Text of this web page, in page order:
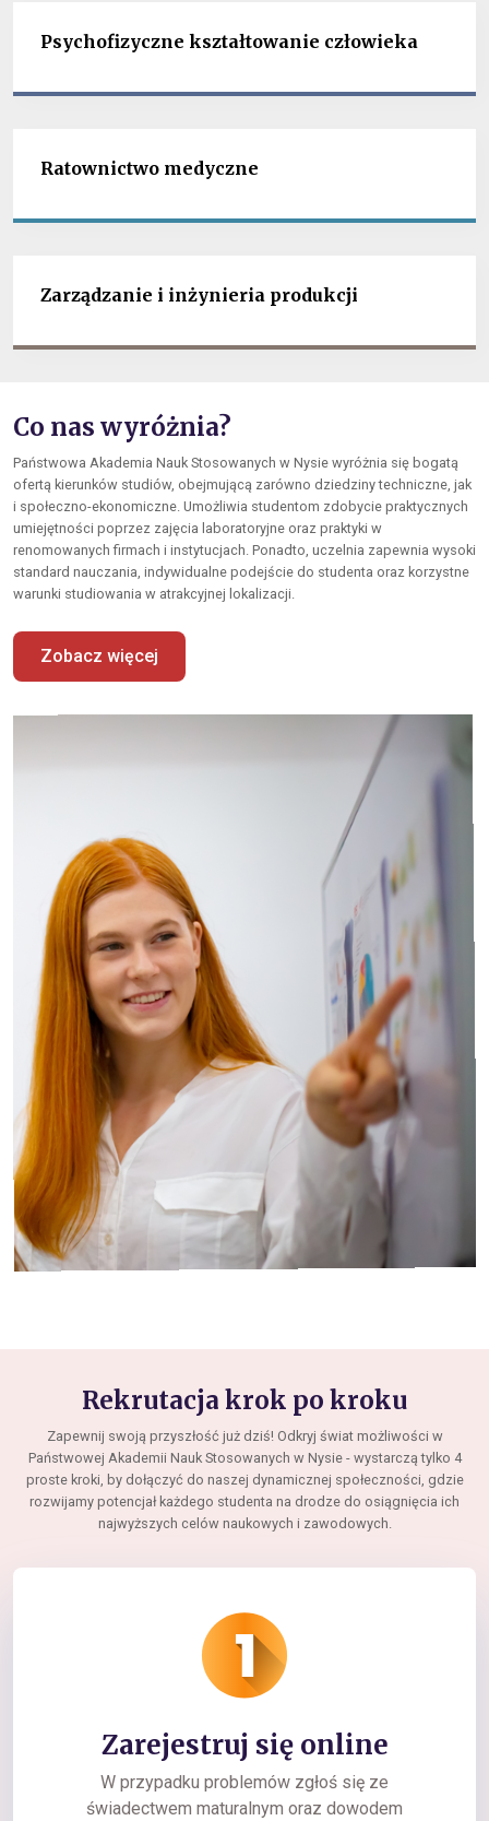
Psychofizyczne kształtowanie człowieka
Ratownictwo medyczne
Zarządzanie i inżynieria produkcji
Co nas wyróżnia?
Państwowa Akademia Nauk Stosowanych w Nysie wyróżnia się bogatą
ofertą kierunków studiów, obejmującą zarówno dziedziny techniczne, jak
i społeczno-ekonomiczne. Umożliwia studentom zdobycie praktycznych
umiejętności poprzez zajęcia laboratoryjne oraz praktyki w
renomowanych firmach i instytucjach. Ponadto, uczelnia zapewnia wysoki
standard nauczania, indywidualne podejście do studenta oraz korzystne
warunki studiowania w atrakcyjnej lokalizacji.
Zobacz więcej
Rekrutacja krok po kroku
Zapewnij swoją przyszłość już dziś! Odkryj świat możliwości w
Państwowej Akademii Nauk Stosowanych w Nysie - wystarczą tylko 4
proste kroki, by dołączyć do naszej dynamicznej społeczności, gdzie
rozwijamy potencjał każdego studenta na drodze do osiągnięcia ich
najwyższych celów naukowych i zawodowych.
Zarejestruj się online
W przypadku problemów zgłoś się ze
świadectwem maturalnym oraz dowodem